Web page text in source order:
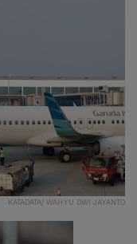
KATADATA/ WAHYU DWI JAYANTO